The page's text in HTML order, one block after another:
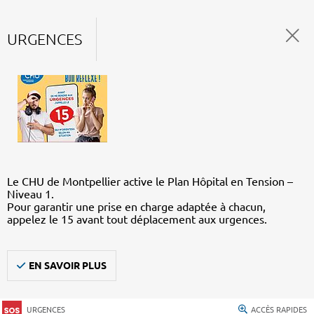
URGENCES
Le CHU de Montpellier active le Plan Hôpital en Tension –
Niveau 1.
Pour garantir une prise en charge adaptée à chacun,
appelez le 15 avant tout déplacement aux urgences.
EN SAVOIR PLUS
URGENCES ACCÈS RAPIDES